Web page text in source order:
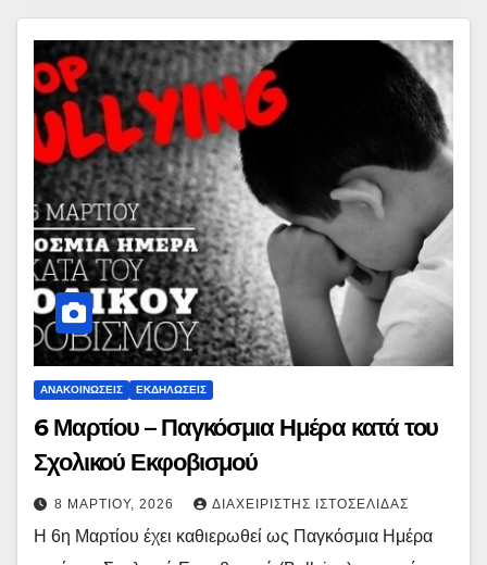
ΑΝΑΚΟΙΝΏΣΕΙΣ ΕΚΔΗΛΏΣΕΙΣ
6 Μαρτίου – Παγκόσμια Ημέρα κατά του
Σχολικού Εκφοβισμού
8 ΜΑΡΤΊΟΥ, 2026 ΔΙΑΧΕΙΡΙΣΤΉΣ ΙΣΤΟΣΕΛΊΔΑΣ
Η 6η Μαρτίου έχει καθιερωθεί ως Παγκόσμια Ημέρα